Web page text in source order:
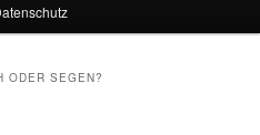
ODER SEGEN?